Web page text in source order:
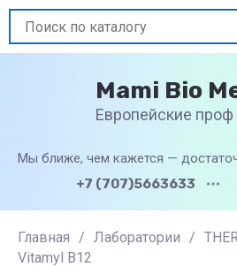
Мы ближе, чем кажется —
+7 (707)5663633
Mami Bio
Европейские
Главная / Лаборатории /
Vitamyl B12